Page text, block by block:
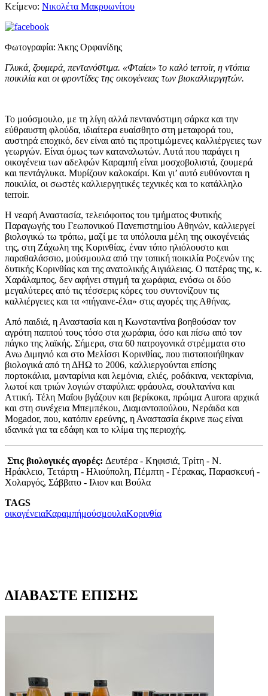
Κείμενο: Νικολέτα Μακρυωνίτου
Φωτογραφία: Άκης Ορφανίδης
Γλυκά, ζουμερά, πεντανόστιμα. «Φταίει» το καλό terroir, η ντόπια
ποικιλία και οι φροντίδες της οικογένειας των βιοκαλλιεργητών.
Το μούσμουλο, με τη λίγη αλλά πεντανόστιμη σάρκα και την
εύθραυστη φλούδα, ιδιαίτερα ευαίσθητο στη μεταφορά του,
αυστηρά εποχικό, δεν είναι από τις προτιμώμενες καλλιέργειες των
γεωργών. Είναι όμως των καταναλωτών. Αυτά που παράγει η
οικογένεια των αδελφών Καραμπή είναι μοσχοβολιστά, ζουμερά
και πεντάγλυκα. Μυρίζουν καλοκαίρι. Και γι’ αυτό ευθύνονται η
ποικιλία, οι σωστές καλλιεργητικές τεχνικές και το κατάλληλο
terroir.
H νεαρή Αναστασία, τελειόφοιτος του τμήματος Φυτικής
Παραγωγής του Γεωπονικού Πανεπιστημίου Αθηνών, καλλιεργεί
βιολογικώ τω τρόπω, μαζί με τα υπόλοιπα μέλη της οικογένειάς
της, στη Ζάχωλη της Κορινθίας, έναν τόπο ηλιόλουστο και
παραθαλάσσιο, μούσμουλα από την τοπική ποικιλία Ροζενών της
δυτικής Κορινθίας και της ανατολικής Αιγιάλειας. Ο πατέρας της, κ.
Χαράλαμπος, δεν αφήνει στιγμή τα χωράφια, ενόσω οι δύο
μεγαλύτερες από τις τέσσερις κόρες του συντονίζουν τις
καλλιέργειες και τα «πήγαινε-έλα» στις αγορές της Αθήνας.
Από παιδιά, η Αναστασία και η Κωνσταντίνα βοηθούσαν τον
αγρότη παππού τους τόσο στα χωράφια, όσο και πίσω από τον
πάγκο της λαϊκής. Σήμερα, στα 60 πατρογονικά στρέμματα στο
Ανω Διμηνιό και στο Μελίσσι Κορινθίας, που πιστοποιήθηκαν
βιολογικά από τη ΔΗΩ το 2006, καλλιεργούνται επίσης
πορτοκάλια, μανταρίνια και λεμόνια, ελιές, ροδάκινα, νεκταρίνια,
λωτοί και τριών λογιών σταφύλια: φράουλα, σουλτανίνα και
Αττική. Τέλη Μαΐου βγάζουν και βερίκοκα, πρώιμα Aurora αρχικά
και στη συνέχεια Μπεμπέκου, Διαμαντοπούλου, Νεράιδα και
Mogador, που, κατόπιν ερεύνης, η Αναστασία έκρινε πως είναι
ιδανικά για τα εδάφη και το κλίμα της περιοχής.
Στις βιολογικές αγορές: Δευτέρα - Κηφισιά, Τρίτη - Ν.
Ηράκλειο, Τετάρτη - Ηλιούπολη, Πέμπτη - Γέρακας, Παρασκευή -
Χολαργός, Σάββατο - Ιλιον και Βούλα
TAGS
οικογένειαΚαραμπήμούσμουλαΚορινθία
ΔΙΑΒΑΣΤΕ ΕΠΙΣΗΣ